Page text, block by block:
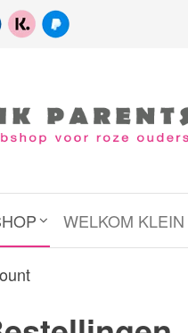
WELKOM